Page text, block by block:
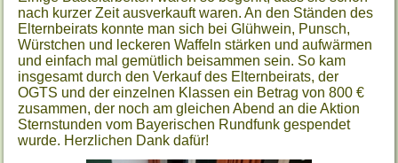
nach kurzer Zeit ausverkauft waren. An den Ständen des
Elternbeirats konnte man sich bei Glühwein, Punsch,
Würstchen und leckeren Waffeln stärken und aufwärmen
und einfach mal gemütlich beisammen sein. So kam
insgesamt durch den Verkauf des Elternbeirats, der
OGTS und der einzelnen Klassen ein Betrag von 800 €
zusammen, der noch am gleichen Abend an die Aktion
Sternstunden vom Bayerischen Rundfunk gespendet
wurde. Herzlichen Dank dafür!